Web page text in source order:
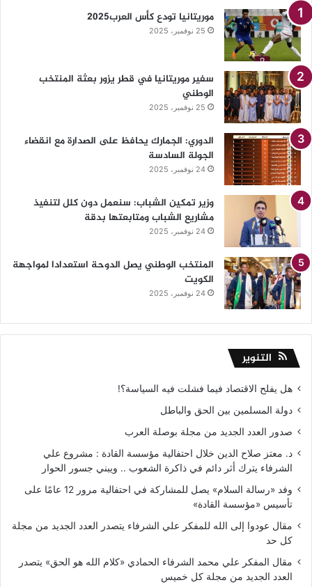
موريتانيا تودع كأس العرب2025
25 نوفمبر، 2025
سفير موريتانيا في قطر يزور بعثة المنتخب
الوطني
25 نوفمبر، 2025
الدوري: الجمارك يحافظ على الصدارة مع انقضاء
الجولة السادسة
24 نوفمبر، 2025
وزير تمكين الشباب: سنعمل دون كلل لتنفيذ
مشاريع الشباب ومتابعتها بدقة
24 نوفمبر، 2025
المنتخب الوطني يصل الدوحة استعدادا لمواجهة
الكويت
24 نوفمبر، 2025
التنوير
هل يفلح الاقتصاد فيما فشلت فيه السياسة؟!
دولة المسلمين بين الحق والباطل
صدور العدد الجديد من مجلة بوصلة العرب
د. معتز صلاح الدين خلال احتفالية مؤسسة القادة : مشروع علي
الشرفاء يترك أثر دائم في ذاكرة الشعوب .. ويبني جسور الحوار
وفد «رسالة السلام» يصل للمشاركة في احتفالية مرور 12 عامًا على
تأسيس «مؤسسة القادة»
مقال عودوا إلى الله للمفكر علي الشرفاء يتصدر العدد الجديد من مجلة
كل حد
مقال المفكر علي محمد الشرفاء الحمادي «كلام الله هو الحق» يتصدر
العدد الجديد من مجلة كل خميس